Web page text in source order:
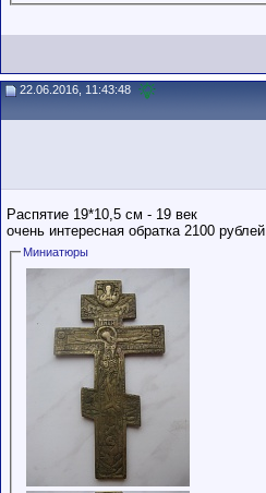
22.06.2016, 11:43:48
Распятие 19*10,5 см - 19 век
очень интересная обратка 2100 рублей
Миниатюры